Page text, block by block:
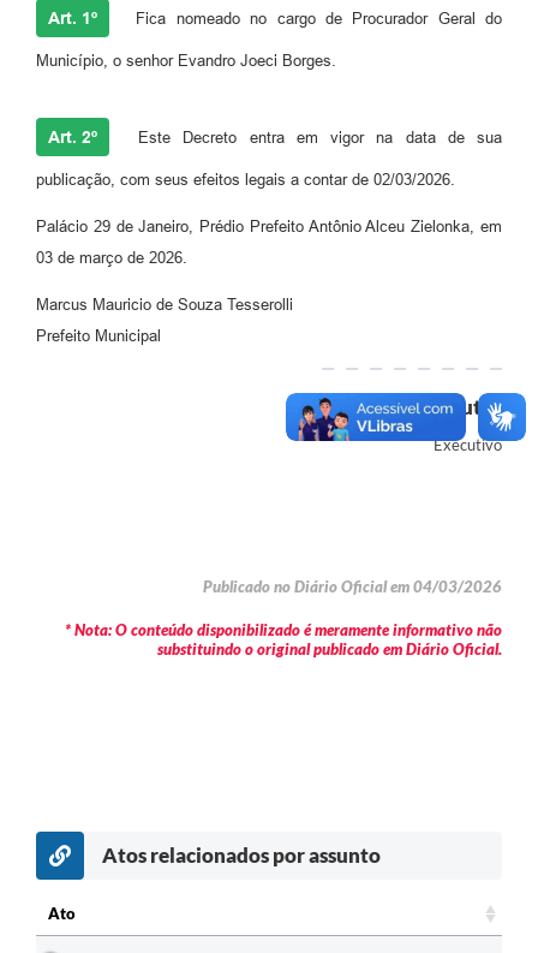
Art. 1º Fica nomeado no cargo de Procurador Geral do
Município, o senhor Evandro Joeci Borges.
Art. 2º Este Decreto entra em vigor na data de sua
publicação, com seus efeitos legais a contar de 02/03/2026.
Palácio 29 de Janeiro, Prédio Prefeito Antônio Alceu Zielonka, em
03 de março de 2026.
Marcus Mauricio de Souza Tesserolli
Prefeito Municipal
Autor
Executivo
Publicado no Diário Oficial em 04/03/2026
* Nota: O conteúdo disponibilizado é meramente informativo não
substituindo o original publicado em Diário Oficial.
Atos relacionados por assunto
Ato